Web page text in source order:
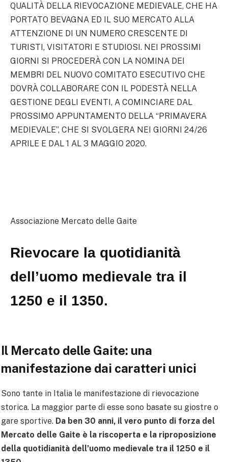
QUALITÀ DELLA RIEVOCAZIONE MEDIEVALE, CHE HA
PORTATO BEVAGNA ED IL SUO MERCATO ALLA
ATTENZIONE DI UN NUMERO CRESCENTE DI
TURISTI, VISITATORI E STUDIOSI. NEI PROSSIMI
GIORNI SI PROCEDERÀ CON LA NOMINA DEI
MEMBRI DEL NUOVO COMITATO ESECUTIVO CHE
DOVRÀ COLLABORARE CON IL PODESTÀ NELLA
GESTIONE DEGLI EVENTI, A COMINCIARE DAL
PROSSIMO APPUNTAMENTO DELLA “PRIMAVERA
MEDIEVALE”, CHE SI SVOLGERA NEI GIORNI 24/26
APRILE E DAL 1 AL 3 MAGGIO 2020.
Associazione Mercato delle Gaite
Rievocare la quotidianità
dell’uomo medievale tra il
1250 e il 1350.
Il Mercato delle Gaite: una
manifestazione dai caratteri unici
Sono tante in Italia le manifestazione di rievocazione
storica. La maggior parte di esse sono basate su giostre o
gare sportive. Da ben 30 anni, il vero punto di forza del
Mercato delle Gaite è la riscoperta e la riproposizione
della quotidianità dell’uomo medievale tra il 1250 e il